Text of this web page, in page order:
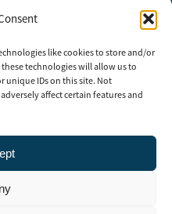
like cookies to store and/or
technologies will allow us to
unique IDs on this site. Not
affect certain features and
och informera om